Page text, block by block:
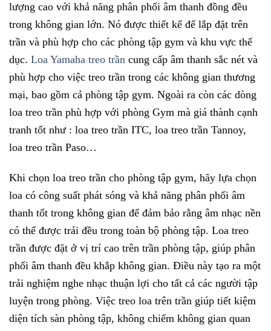
lượng cao với khả năng phân phối âm thanh đồng đều
trong không gian lớn. Nó được thiết kế để lắp đặt trên
trần và phù hợp cho các phòng tập gym và khu vực thể
dục. Loa Yamaha treo trần cung cấp âm thanh sắc nét và
phù hợp cho việc treo trần trong các không gian thương
mại, bao gồm cả phòng tập gym. Ngoài ra còn các dòng
loa treo trần phù hợp với phòng Gym mà giá thành cạnh
tranh tốt như : loa treo trần ITC, loa treo trần Tannoy,
loa treo trần Paso…
Khi chọn loa treo trần cho phòng tập gym, hãy lựa chọn
loa có công suất phát sóng và khả năng phân phối âm
thanh tốt trong không gian để đảm bảo rằng âm nhạc nền
có thể được trải đều trong toàn bộ phòng tập. Loa treo
trần được đặt ở vị trí cao trên trần phòng tập, giúp phân
phối âm thanh đều khắp không gian. Điều này tạo ra một
trải nghiệm nghe nhạc thuận lợi cho tất cả các người tập
luyện trong phòng. Việc treo loa trên trần giúp tiết kiệm
diện tích sàn phòng tập, không chiếm không gian quan